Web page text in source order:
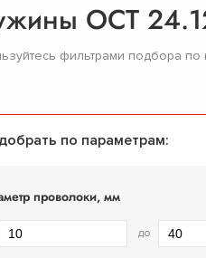
ОСТ
фильтрами подбора
по параметрам:
проволоки, мм
до